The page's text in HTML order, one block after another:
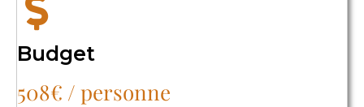
Budget
508€ / personne